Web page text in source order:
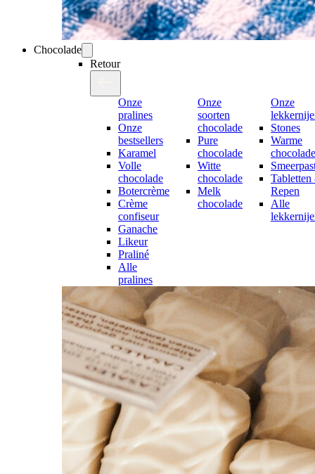
Chocolade
Retour
Onze
pralines
Onze
bestsellers
Karamel
Volle
chocolade
Botercrème
Crème
confiseur
Ganache
Likeur
Praliné
Alle
pralines
Onze
soorten
chocolade
Pure
chocolade
Witte
chocolade
Melk
chocolade
Onze
Stones
Warme
Repen
Alle